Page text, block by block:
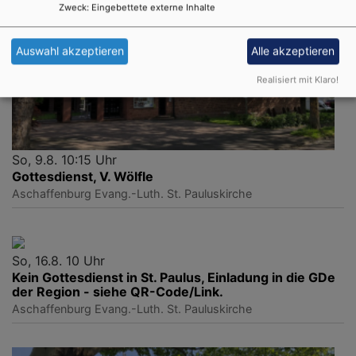
So, 9.8. 10:15 Uhr
Gottesdienst, V. Wölfle
Aschaffenburg Evang.-Luth. St. Pauluskirche
So, 16.8. 10 Uhr
Kein Gottesdienst in St. Paulus, Einladung in die GDe
der Region - siehe QR-Code/Link.
Aschaffenburg Evang.-Luth. St. Pauluskirche
Zweck: Eingebettete externe Inhalte
Auswahl akzeptieren Alle akzeptieren
Realisiert mit Klaro!